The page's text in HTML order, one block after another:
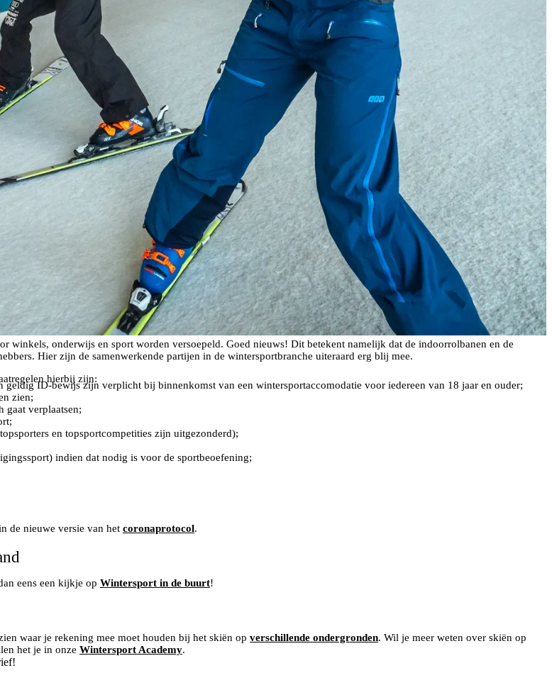
winkels, onderwijs en sport worden versoepeld. Goed nieuws! Dit betekent namelijk dat de indoorrolbanen en de
Hier zijn de samenwerkende partijen in de wintersportbranche uiteraard erg blij mee.
hierbij zijn:
ID-bewijs zijn verplicht bij binnenkomst van een wintersportaccomodatie voor iedereen van 18 jaar en ouder;
zien;
gaat verplaatsen;
en topsportcompetities zijn uitgezonderd);
indien dat nodig is voor de sportbeoefening;
de nieuwe versie van het coronaprotocol.
eens een kijkje op Wintersport in de buurt!
waar je rekening mee moet houden bij het skiën op verschillende ondergronden. Wil je meer weten over skiën op
het je in onze Wintersport Academy.